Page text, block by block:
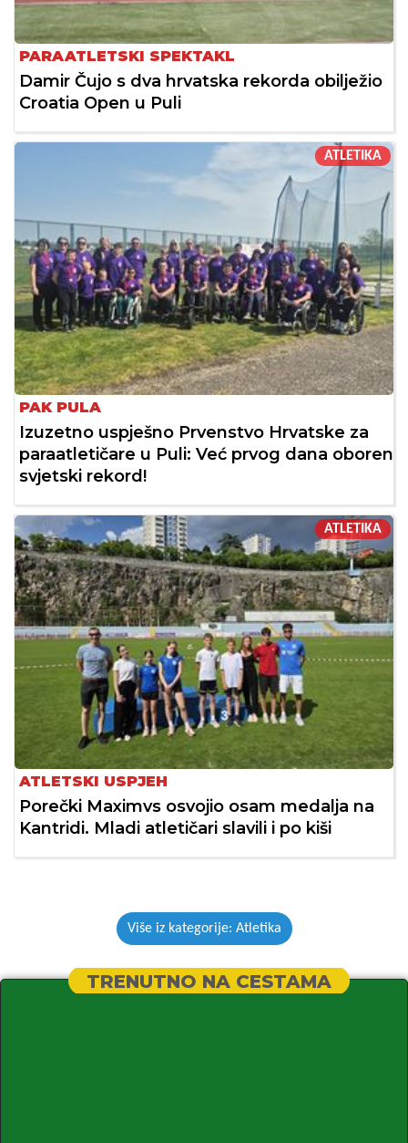
PARAATLETSKI SPEKTAKL
Damir Čujo s dva hrvatska rekorda obilježio
Croatia Open u Puli
ATLETIKA
PAK PULA
Izuzetno uspješno Prvenstvo Hrvatske za
paraatletičare u Puli: Već prvog dana oboren
svjetski rekord!
ATLETIKA
ATLETSKI USPJEH
Porečki Maximvs osvojio osam medalja na
Kantridi. Mladi atletičari slavili i po kiši
Više iz kategorije: Atletika
TRENUTNO NA CESTAMA